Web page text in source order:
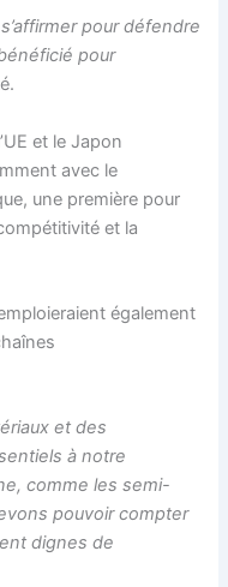
pour défendre
pour
et le Japon
avec le
une première pour
et la
également
et des
à notre
comme les semi-
pouvoir compter
dignes de